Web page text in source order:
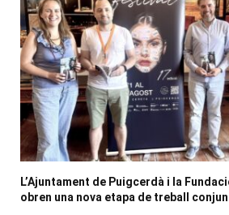
L’Ajuntament de Puigcerdà i la
obren una nova etapa de treball